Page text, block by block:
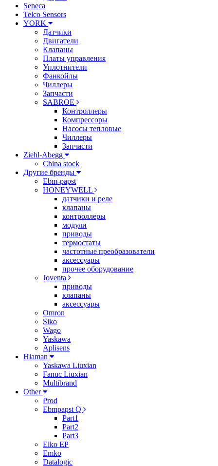
Seneca
Telco Sensors
YORK
Датчики
Двигатели
Клапаны
Платы управления
Уплотнители
Фанкойлы
Чиллеры
Запчасти
SABROE
Контроллеры
Компрессоры
Насосы тепловые
Чиллеры
Запчасти
Ziehl-Abegg
China stock
Другие бренды
Ebm-papst
HONEYWELL
датчики и реле
клапаны
контроллеры
модули
приводы
термостаты
частотные преобразователи
аксессуары
прочее оборудование
Joventa
приводы
клапаны
аксессуары
Omron
Siko
Wago
Yaskawa
Aplisens
Hiaman
Yaskawa Liuxian
Fanuc Liuxian
Multibrand
Other
Prod
Ebmpapst Q
Part1
Part2
Part3
Elko EP
Emko
Datalogic